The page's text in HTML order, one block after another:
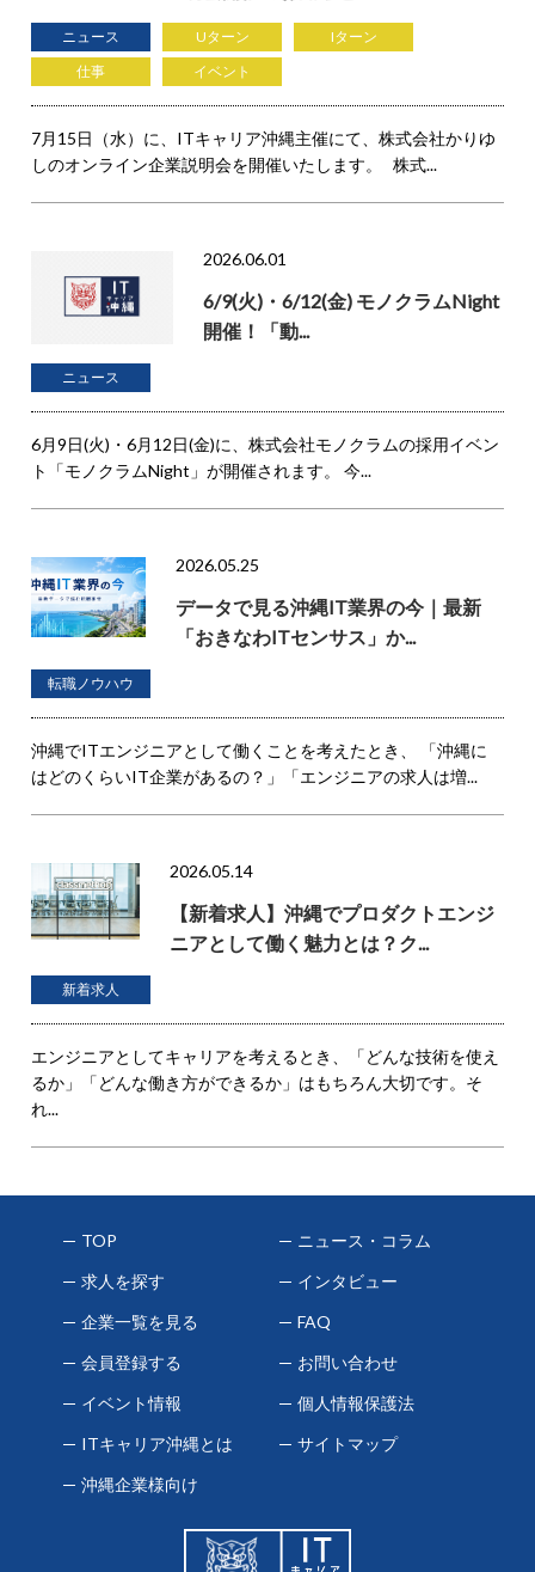
ニュース Uターン
Iターン
仕事
イベント
7月15日（水）に、ITキャリア沖縄主催にて、株式会社かりゆ
しのオンライン企業説明会を開催いたします。 株式...
2026.06.01
6/9(火)・6/12(金) モノクラムNight
開催！「動...
ニュース
6月9日(火)・6月12日(金)に、株式会社モノクラムの採用イベン
ト「モノクラムNight」が開催されます。 今...
2026.05.25
データで見る沖縄IT業界の今｜最新
「おきなわITセンサス」か...
転職ノウハウ
沖縄でITエンジニアとして働くことを考えたとき、 「沖縄に
はどのくらいIT企業があるの？」「エンジニアの求人は増...
2026.05.14
【新着求人】沖縄でプロダクトエンジ
ニアとして働く魅力とは？ク...
新着求人
エンジニアとしてキャリアを考えるとき、「どんな技術を使え
るか」「どんな働き方ができるか」はもちろん大切です。そ
れ...
TOP
求人を探す
企業一覧を見る
会員登録する
イベント情報
ITキャリア沖縄とは
沖縄企業様向け
ニュース・コラム
インタビュー
FAQ
お問い合わせ
個人情報保護法
サイトマップ